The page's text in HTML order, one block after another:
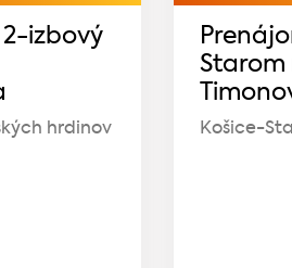
2-izbový
hrdinov
Starom
Košice-